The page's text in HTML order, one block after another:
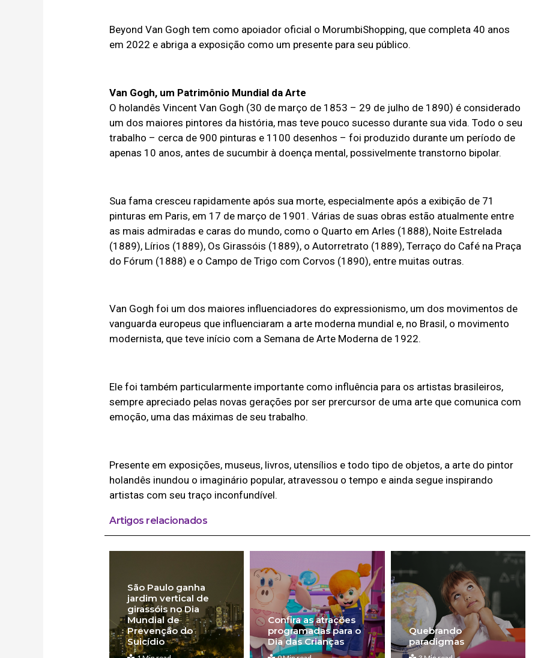
Beyond Van Gogh tem como apoiador oficial o MorumbiShopping, que completa 40 anos
em 2022 e abriga a exposição como um presente para seu público.
Van Gogh, um Patrimônio Mundial da Arte
O holandês Vincent Van Gogh (30 de março de 1853 – 29 de julho de 1890) é considerado
um dos maiores pintores da história, mas teve pouco sucesso durante sua vida. Todo o seu
trabalho – cerca de 900 pinturas e 1100 desenhos – foi produzido durante um período de
apenas 10 anos, antes de sucumbir à doença mental, possivelmente transtorno bipolar.
Sua fama cresceu rapidamente após sua morte, especialmente após a exibição de 71
pinturas em Paris, em 17 de março de 1901. Várias de suas obras estão atualmente entre
as mais admiradas e caras do mundo, como o Quarto em Arles (1888), Noite Estrelada
(1889), Lírios (1889), Os Girassóis (1889), o Autorretrato (1889), Terraço do Café na Praça
do Fórum (1888) e o Campo de Trigo com Corvos (1890), entre muitas outras.
Van Gogh foi um dos maiores influenciadores do expressionismo, um dos movimentos de
vanguarda europeus que influenciaram a arte moderna mundial e, no Brasil, o movimento
modernista, que teve início com a Semana de Arte Moderna de 1922.
Ele foi também particularmente importante como influência para os artistas brasileiros,
sempre apreciado pelas novas gerações por ser prercursor de uma arte que comunica com
emoção, uma das máximas de seu trabalho.
Presente em exposições, museus, livros, utensílios e todo tipo de objetos, a arte do pintor
holandês inundou o imaginário popular, atravessou o tempo e ainda segue inspirando
artistas com seu traço inconfundível.
Artigos relacionados
São Paulo ganha
jardim vertical de
girassóis no Dia
Mundial de
Prevenção do
Suicídio
Confira as atrações
programadas para o
Dia das Crianças
Quebrando
paradigmas